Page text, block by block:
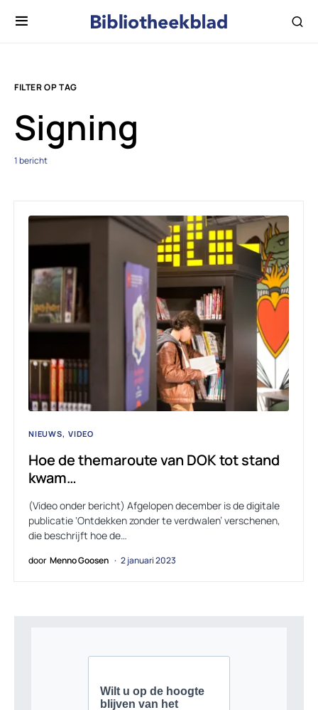
FILTER OP TAG
Signing
1 bericht
NIEUWS VIDEO
Hoe de themaroute van DOK tot stand
kwam…
(Video onder bericht) Afgelopen december is de digitale
publicatie ‘Ontdekken zonder te verdwalen’ verschenen,
die beschrijft hoe de…
door Menno Goosen 2 januari 2023